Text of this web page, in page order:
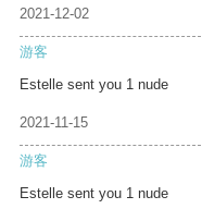
2021-12-02
游客
Estelle sent you 1 nude
2021-11-15
游客
Estelle sent you 1 nude